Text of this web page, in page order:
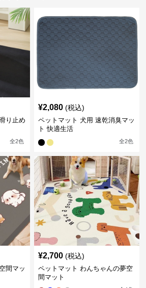
り止め
全2色
¥2,080 (税込)
ペットマット 犬用 速乾消臭マッ
ト 快適生活
全2色
間マッ
¥2,700 (税込)
ペットマット わんちゃんの夢空
間マット